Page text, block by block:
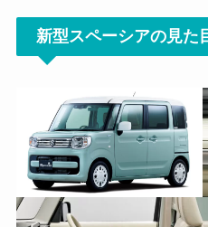
新型スペーシアの見た